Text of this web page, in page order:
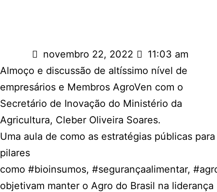
novembro 22, 2022
11:03 am
Almoço e discussão de altíssimo nível de
empresários e Membros AgroVen com o
Secretário de Inovação do Ministério da
Agricultura, Cleber Oliveira Soares.
Uma aula de como as estratégias públicas para
pilares
como #bioinsumos, #segurançaalimentar,
objetivam manter o Agro do Brasil na liderança